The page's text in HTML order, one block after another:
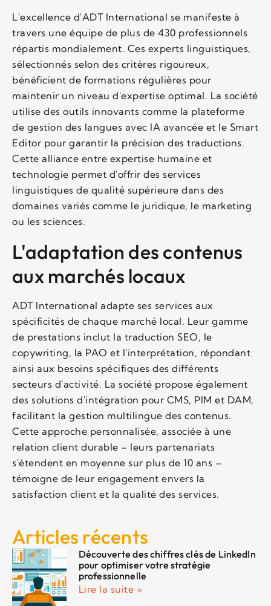
L'excellence d'ADT International se manifeste à
travers une équipe de plus de 430 professionnels
répartis mondialement. Ces experts linguistiques,
sélectionnés selon des critères rigoureux,
bénéficient de formations régulières pour
maintenir un niveau d'expertise optimal. La société
utilise des outils innovants comme la plateforme
de gestion des langues avec IA avancée et le Smart
Editor pour garantir la précision des traductions.
Cette alliance entre expertise humaine et
technologie permet d'offrir des services
linguistiques de qualité supérieure dans des
domaines variés comme le juridique, le marketing
ou les sciences.
L'adaptation des contenus
aux marchés locaux
ADT International adapte ses services aux
spécificités de chaque marché local. Leur gamme
de prestations inclut la traduction SEO, le
copywriting, la PAO et l'interprétation, répondant
ainsi aux besoins spécifiques des différents
secteurs d'activité. La société propose également
des solutions d'intégration pour CMS, PIM et DAM,
facilitant la gestion multilingue des contenus.
Cette approche personnalisée, associée à une
relation client durable – leurs partenariats
s'étendent en moyenne sur plus de 10 ans –
témoigne de leur engagement envers la
satisfaction client et la qualité des services.
Articles récents
Découverte des chiffres clés de LinkedIn
pour optimiser votre stratégie
professionnelle
Lire la suite »